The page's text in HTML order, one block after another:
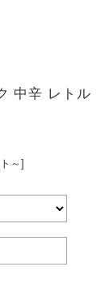
中辛 レトル
～]